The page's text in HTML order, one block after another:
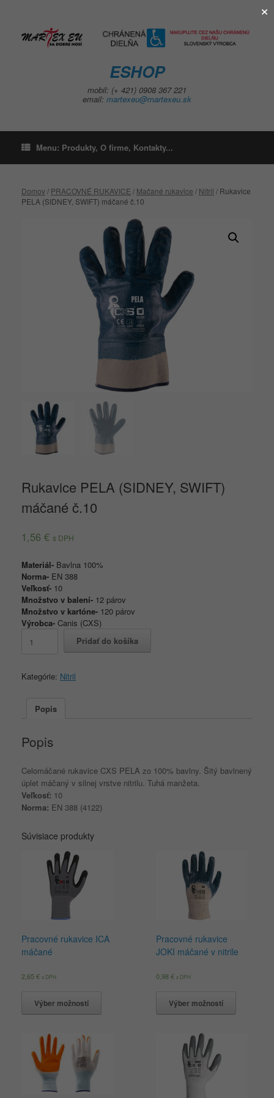
ESHOP
mobil: (+ 421) 0908 367 221
email: martexeu@martexeu.sk
Menu: Produkty, O firme, Kontakty...
Domov/ PRACOVNÉ RUKAVICE / Mačané rukavice / Nitril / Rukavice
PELA (SIDNEY, SWIFT) máčané č.10
Rukavice PELA (SIDNEY, SWIFT)
máčané č.10
1,56 € s DPH
Materiál- Bavlna 100%
Norma- EN 388
Veľkosť- 10
Množstvo v balení- 12 párov
Množstvo v kartóne- 120 párov
Výrobca- Canis (CXS)
Rukavice
SWIFT)
č.10
Pridať do košíka
Kategórie: Nitril
Popis
Popis
Celomáčané rukavice CXS PELA zo 100% bavlny. Šitý bavlnený
úplet máčaný v silnej vrstve nitrilu. Tuhá manžeta.
Veľkosť: 10
Norma: EN 388 (4122)
Súvisiace produkty
Pracovné rukavice ICA
máčané
2,65€ s DPH
Výber možností
Pracovné rukavice
JOKI máčané v nitrile
0,98€ s DPH
Výber možností
×